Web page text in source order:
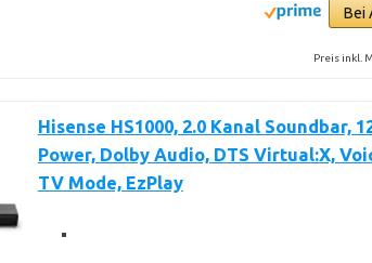
Bei
Preis inkl.
Hisense HS1000, 2.0 Kanal Soundbar,
Power, Dolby Audio, DTS Virtual:X,
TV Mode, EzPlay